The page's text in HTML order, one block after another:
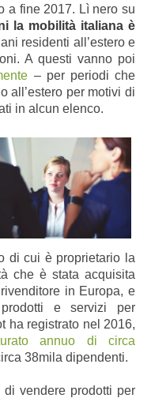
a fine 2017. Lì nero su
la mobilità italiana è
residenti all’estero e
A questi vanno poi
– per periodi che
all’estero per motivi di
in alcun elenco.
di cui è proprietario la
che è stata acquisita
in Europa, e
e servizi per
ha registrato nel 2016,
annuo di circa
38mila dipendenti.
vendere prodotti per